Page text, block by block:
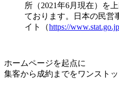
所（2021年6月現在）を
ております。日本の民営
イト（https://www.stat.go.jp
ホームページを起点に
集客から成約までをワンスト